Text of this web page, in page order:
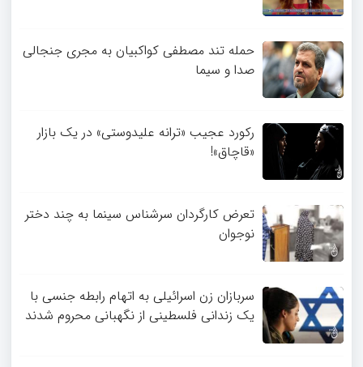
حمله تند مصطفی کواکبیان به مجری جنجالی
صدا و سیما
رکورد عجیب «ترانه علیدوستی» در یک بازار
«قاچاق»!
تعرض کارگردان سرشناس سینما به چند دختر
نوجوان
سربازان زن اسرائیلی به اتهام رابطه جنسی با
یک زندانی فلسطینی از نگهبانی محروم شدند